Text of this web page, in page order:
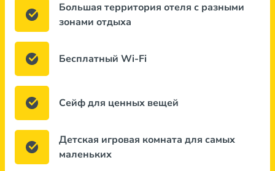
Большая территория отеля с разными
зонами отдыха
Бесплатный Wi-Fi
Сейф для ценных вещей
Детская игровая комната для самых
маленьких